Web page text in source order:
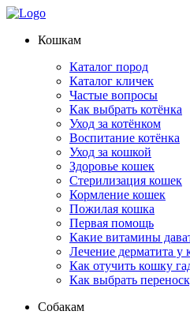
Кошкам
Каталог пород
Каталог кличек
Частые вопросы
Как выбрать котёнка
Уход за котёнком
Воспитание котёнка
Уход за кошкой
Здоровье кошек
Стерилизация кошек
Кормление кошек
Пожилая кошка
Первая помощь
Какие витамины
Лечение дерматита у
Как отучить кошку
Как выбрать
Собакам